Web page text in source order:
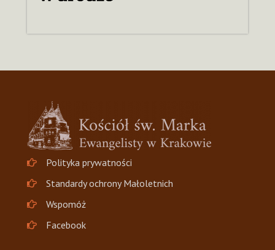
Polityka prywatności
Standardy ochrony Małoletnich
Wspomóż
Facebook